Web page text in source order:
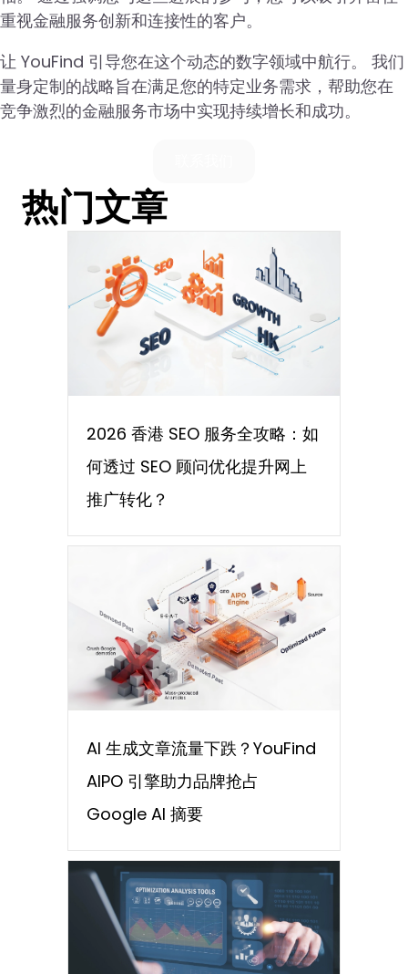
重视金融服务创新和连接性的客户。
让 YouFind 引导您在这个动态的数字领域中航行。 我们
量身定制的战略旨在满足您的特定业务需求，帮助您在
竞争激烈的金融服务市场中实现持续增长和成功。
热门文章
2026 香港 SEO 服务全攻略：如
何透过 SEO 顾问优化提升网上
推广转化？
AI 生成文章流量下跌？YouFind
AIPO 引擎助力品牌抢占
Google AI 摘要